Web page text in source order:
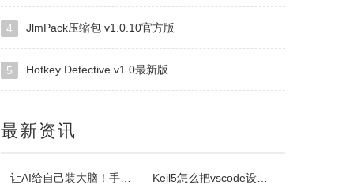
小云
4 JlmPack压缩包 v1.0.10官方版
5 Hotkey Detective v1.0最新版
最新资讯
让AI给自己装大脑！手把手教你学会安装使用Agent Skill Keil5怎么把vscode设置外部编辑器